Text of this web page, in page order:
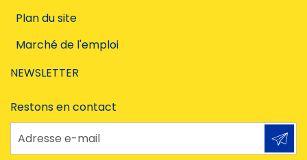
Plan du site
Marché de l'emploi
NEWSLETTER
Restons en contact
Adresse e-mail